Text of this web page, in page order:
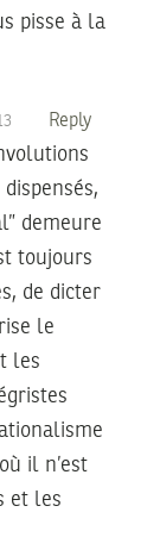
pisse à la
Reply
demeure
toujours
de dicter
le
les
il n’est
et les